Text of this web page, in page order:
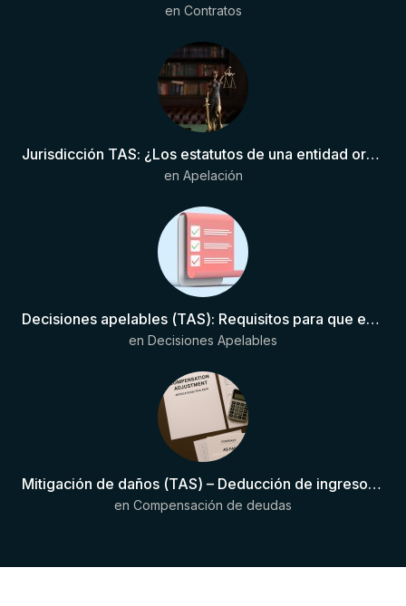
en Contratos
Jurisdicción TAS: ¿Los estatutos de una entidad organizadora de una liga de fútbol pueden otorgar competencia de forma directa al TAS?
en Apelación
Decisiones apelables (TAS): Requisitos para que exista una decisión
en Decisiones Apelables
Mitigación de daños (TAS) – Deducción de ingresos comprobados según el artículo 6(2)(b) del Anexo 2 RSTP FIFA
en Compensación de deudas